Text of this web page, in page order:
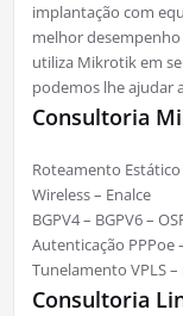
implantação com
melhor
utiliza Mikrotik em
podemos lhe ajudar
Consultoria
Roteamento
Wireless – Enalce
BGPV4 – BGPV6 –
Autenticação PPPoe
Tunelamento VPLS –
Consultoria